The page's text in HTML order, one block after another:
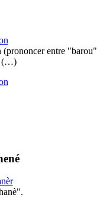
entre "barou"
(…)